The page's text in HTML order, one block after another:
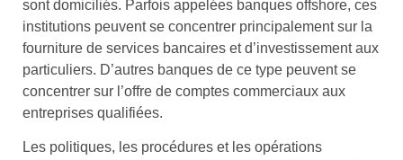
sont domiciliés. Parfois appelées banques offshore, ces
institutions peuvent se concentrer principalement sur la
fourniture de services bancaires et d’investissement aux
particuliers. D’autres banques de ce type peuvent se
concentrer sur l’offre de comptes commerciaux aux
entreprises qualifiées.
Les politiques, les procédures et les opérations